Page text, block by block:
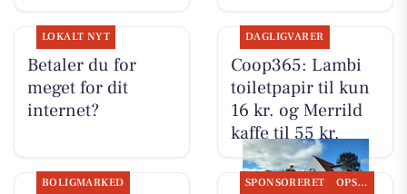
LOKALT NYT
Betaler du for
meget for dit
internet?
DAGLIGVARER
Coop365: Lambi
toiletpapir til kun
16 kr. og Merrild
kaffe til 55 kr.
BOLIGMARKED SPONSORERET OPSLAGSTAVLEN